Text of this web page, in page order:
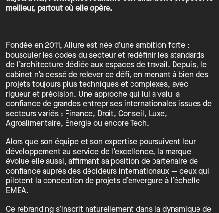
meilleur, partout où elle opère.
Fondée en 2011, Allure est née d’une ambition forte :
bousculer les codes du secteur et redéfinir les standards
de l’architecture dédiée aux espaces de travail. Depuis, le
cabinet n’a cessé de relever ce défi, en menant à bien des
projets toujours plus techniques et complexes, avec
rigueur et précision. Une approche qui lui a valu la
confiance de grandes entreprises internationales issues de
secteurs variés : Finance, Droit, Conseil, Luxe,
Agroalimentaire, Énergie ou encore Tech.
Alors que son équipe et son expertise poursuivent leur
développement au service de l’excellence, la marque
évolue elle aussi, affirmant sa position de partenaire de
confiance auprès des décideurs internationaux — ceux qui
pilotent la conception de projets d’envergure à l’échelle
EMEA.
Ce rebranding s’inscrit naturellement dans la dynamique de